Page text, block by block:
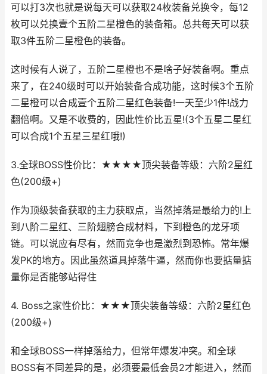
可以打3次也就是说每天可以获取24枚装备兑换令，每12
枚可以兑换壹个五阶二星橙色的装备箱。总共每天可以获
取3件五阶二星橙色的装备。
这时候有人说了，五阶二星橙也不是啥子好装备啊。重点
来了，在240级时可以开始装备合成功能，这时候3个五阶
二星橙可以合成壹个五阶二星红色装备!一天至少1件!战力
翻倍啊。又是不收费的，因此性价比五星!(3个五星二星红
可以合成1个五星三星红哦!)
3.全球BOSS性价比：★★★★顶尖装备等级：六阶2星红
色(200级+)
作为顶级装备获取的主力获取点，当然掉落是最给力的!上
到八阶二星红、三阶翅膀合成材料，下到橙色的龙牙项
链。可以说应有尽有，然而竞争也是激烈到恐怖。常年爆
发PK的地方。因此虽然道具掉落牛逼，然而你也要掂量掂
量你是否能够站得住
4. Boss之家性价比：★★★顶尖装备等级：六阶2星红色
(200级+)
和全球BOSS一样掉落给力，但常年爆发冲突。和全球
BOSS有不同差异的是，必须要最低会员2才能进入，然而